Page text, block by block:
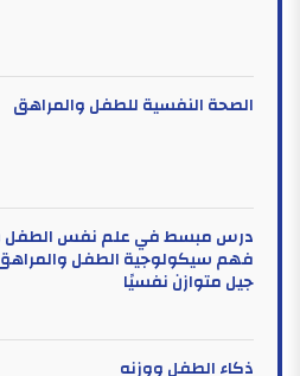
الصحة النفسية للطفل والمراهق
درس مبسط في علم نفس الطفل
فهم سيكولوجية الطفل والمراهق:
جيل متوازن نفسيًا
ذكاء الطفل ووزنه